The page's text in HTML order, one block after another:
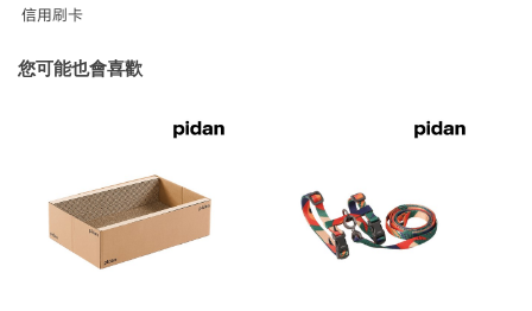
信用刷卡
您可能也會喜歡